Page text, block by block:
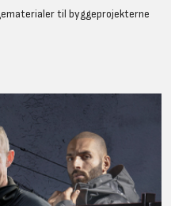
til byggeprojekterne